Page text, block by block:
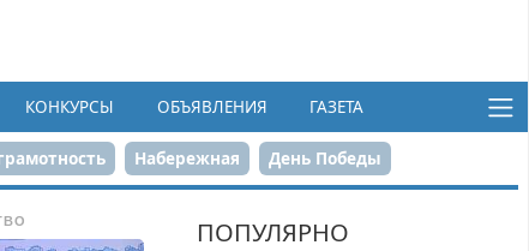
КОНКУРСЫ ОБЪЯВЛЕНИЯ ГАЗЕТА
Набережная День Победы
ПОПУЛЯРНО